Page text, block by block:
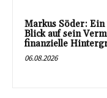
Markus Söder: Ein
Blick auf sein
finanzielle
06.08.2026